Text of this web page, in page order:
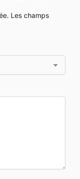
Les champs